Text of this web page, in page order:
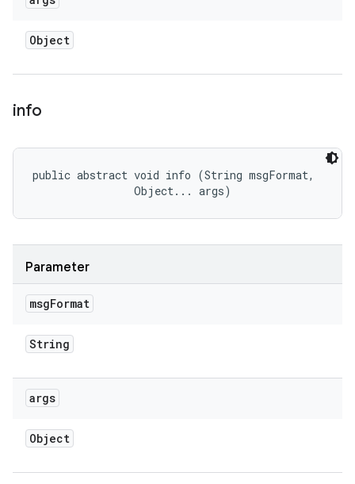
Object
info
public abstract void info (String msgFormat,
                Object... args)
Parameter
msgFormat
String
args
Object